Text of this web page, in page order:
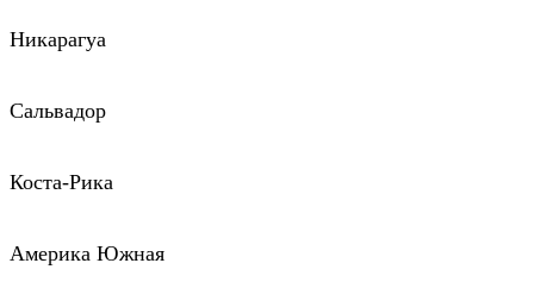
Никарагуа
Сальвадор
Коста-Рика
Америка Южная